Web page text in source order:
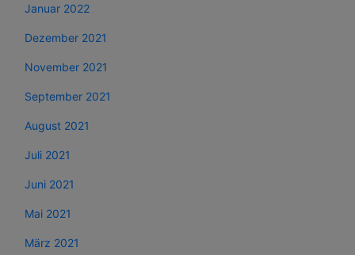
Januar 2022
Dezember 2021
November 2021
September 2021
August 2021
Juli 2021
Juni 2021
Mai 2021
März 2021